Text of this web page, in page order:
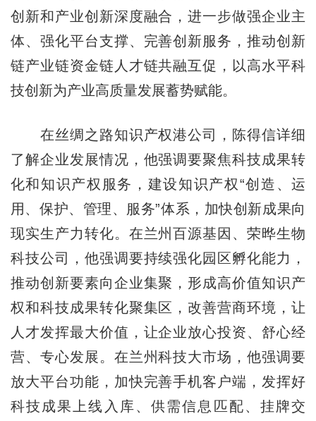
创新和产业创新深度融合，进一步做强企业主
体、强化平台支撑、完善创新服务，推动创新
链产业链资金链人才链共融互促，以高水平科
技创新为产业高质量发展蓄势赋能。
在丝绸之路知识产权港公司，陈得信详细
了解企业发展情况，他强调要聚焦科技成果转
化和知识产权服务，建设知识产权“创造、运
用、保护、管理、服务”体系，加快创新成果向
现实生产力转化。在兰州百源基因、荣晔生物
科技公司，他强调要持续强化园区孵化能力，
推动创新要素向企业集聚，形成高价值知识产
权和科技成果转化聚集区，改善营商环境，让
人才发挥最大价值，让企业放心投资、舒心经
营、专心发展。在兰州科技大市场，他强调要
放大平台功能，加快完善手机客户端，发挥好
科技成果上线入库、供需信息匹配、挂牌交